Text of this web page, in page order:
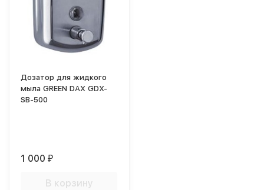
Дозатор для жидкого
мыла GREEN DAX GDX-
SB-500
1 000₽
В корзину